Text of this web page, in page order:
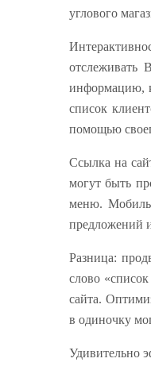
углового
отслеживать
информацию,
список
помощью
Ссылка на
могут быть
меню.
предложений
Разница:
слово
сайта.
в одиночку
Удивительно